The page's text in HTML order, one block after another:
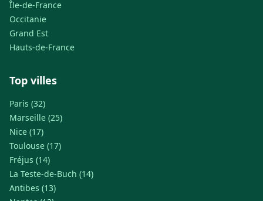
Île-de-France
Occitanie
Grand Est
Hauts-de-France
Top villes
Paris (32)
Marseille (25)
Nice (17)
Toulouse (17)
Fréjus (14)
La Teste-de-Buch (14)
Antibes (13)